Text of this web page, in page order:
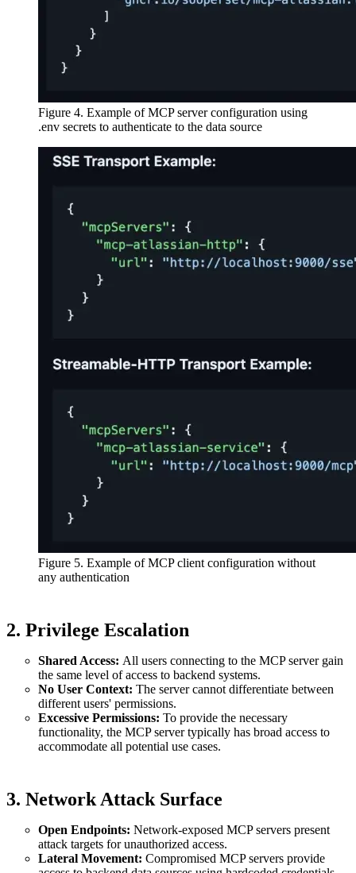
Figure 4. Example of MCP server configuration using
.env secrets to authenticate to the data source
Figure 5. Example of MCP client configuration without
any authentication
2. Privilege Escalation
Shared Access: All users connecting to the MCP server gain
the same level of access to backend systems.
No User Context: The server cannot differentiate between
different users' permissions.
Excessive Permissions: To provide the necessary
functionality, the MCP server typically has broad access to
accommodate all potential use cases.
3. Network Attack Surface
Open Endpoints: Network-exposed MCP servers present
attack targets for unauthorized access.
Lateral Movement: Compromised MCP servers provide